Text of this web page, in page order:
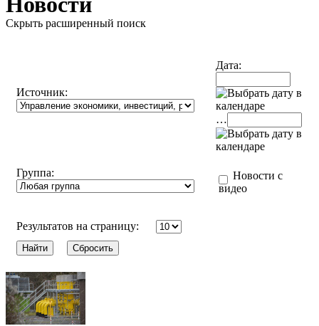
Скрыть расширенный поиск
Источник:
Дата:
…
Группа:
Новости с
видео
Результатов на страницу: